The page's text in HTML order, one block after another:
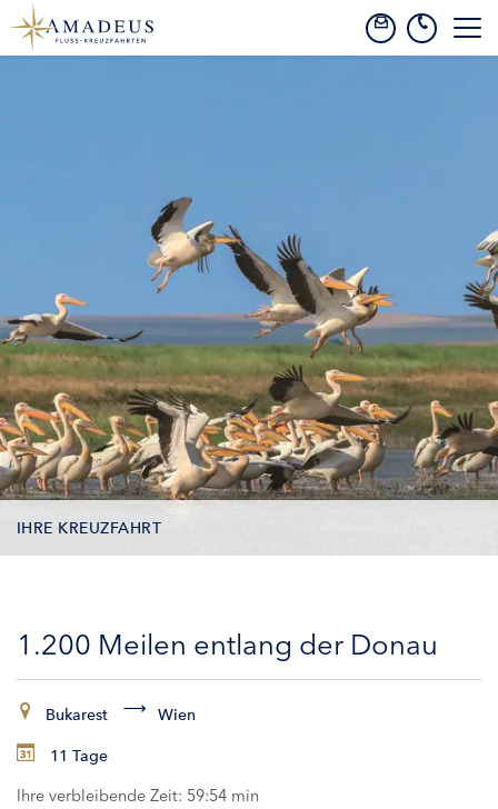
IHRE KREUZFAHRT
KABINEN
1.200 Meilen entlang der Donau
Bukarest Wien
11 Tage
Ihre verbleibende Zeit: 59:53 min